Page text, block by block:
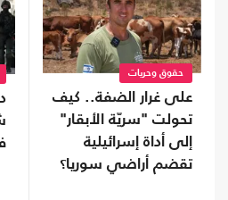
حقوق وحريات
على غرار الضفة.. كيف
تحولت "سريّة الأبقار"
إلى أداة إسرائيلية
تقضم أراضي سوريا؟